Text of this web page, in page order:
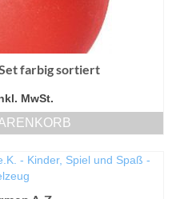
farbig sortiert
MwSt.